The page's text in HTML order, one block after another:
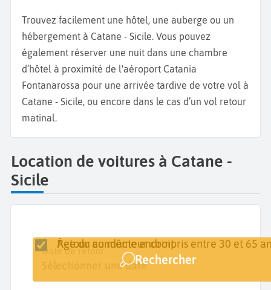
Trouvez facilement une hôtel, une auberge ou un
hébergement à Catane - Sicile. Vous pouvez
également réserver une nuit dans une chambre
d’hôtel à proximité de l'aéroport Catania
Fontanarossa pour une arrivée tardive de votre vol à
Catane - Sicile, ou encore dans le cas d’un vol retour
matinal.
Location de voitures à Catane -
Sicile
Lieu de retrait
Date de retrait
Sélectionner une date
Date de retour
Sélectionner une date
Retour au même endroit
Âge du conducteur compris entre 30 et 65
Rechercher